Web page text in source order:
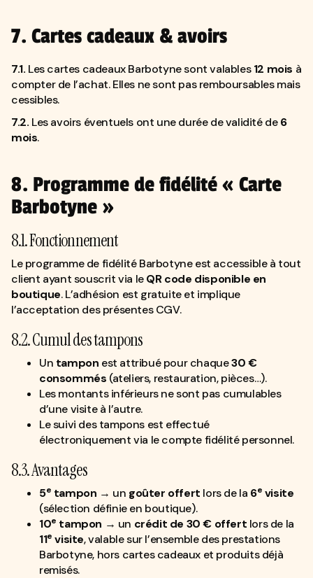
7. Cartes cadeaux & avoirs
7.1. Les cartes cadeaux Barbotyne sont valables12 mois à
compter de l’achat. Elles ne sont pas remboursables mais
cessibles.
7.2. Les avoirs éventuels ont une durée de validité de6
mois.
8. Programme de fidélité « Carte
Barbotyne »
8.1. Fonctionnement
Le programme de fidélité Barbotyne est accessible à tout
client ayant souscrit via leQR code disponible en
boutique. L’adhésion est gratuite et implique
l’acceptation des présentes CGV.
8.2. Cumul des tampons
Un tampon est attribué pour chaque30 €
consommés (ateliers, restauration, pièces…).
Les montants inférieurs ne sont pas cumulables
d’une visite à l’autre.
Le suivi des tampons est effectué
électroniquement via le compte fidélité personnel.
8.3. Avantages
5e tampon → un goûter offert lors de la 6e visite
(sélection définie en boutique).
10e tampon → un crédit de 30 € offert lors de la
11e visite, valable sur l’ensemble des prestations
Barbotyne, hors cartes cadeaux et produits déjà
remisés.